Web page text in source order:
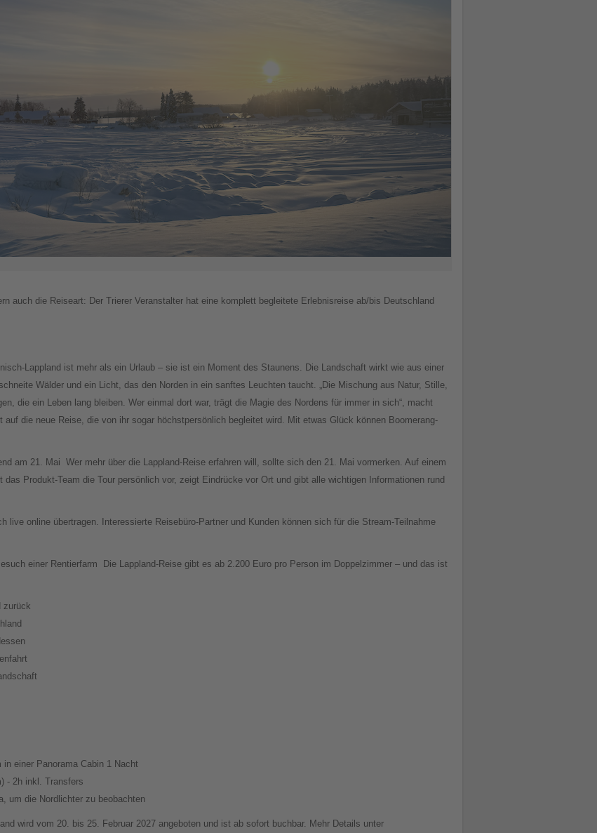
auch die Reiseart: Der Trierer Veranstalter hat eine komplett begleitete Erlebnisreise ab/bis Deutschland
Lappland ist mehr als ein Urlaub – sie ist ein Moment des Staunens. Die Landschaft wirkt wie aus einer
Wälder und ein Licht, das den Norden in ein sanftes Leuchten taucht. „Die Mischung aus Natur, Stille,
die ein Leben lang bleiben. Wer einmal dort war, trägt die Magie des Nordens für immer in sich“, macht
auf die neue Reise, die von ihr sogar höchstpersönlich begleitet wird. Mit etwas Glück können Boomerang-
am 21. Mai Wer mehr über die Lappland-Reise erfahren will, sollte sich den 21. Mai vormerken. Auf einem
das Produkt-Team die Tour persönlich vor, zeigt Eindrücke vor Ort und gibt alle wichtigen Informationen rund
live online übertragen. Interessierte Reisebüro-Partner und Kunden können sich für die Stream-Teilnahme
einer Rentierfarm
Die Lappland-Reise gibt es ab 2.200 Euro pro Person im Doppelzimmer – und das ist
zurück
einer Panorama Cabin 1 Nacht
- 2h inkl. Transfers
um die Nordlichter zu beobachten
wird vom 20. bis 25. Februar 2027 angeboten und ist ab sofort buchbar. Mehr Details unter